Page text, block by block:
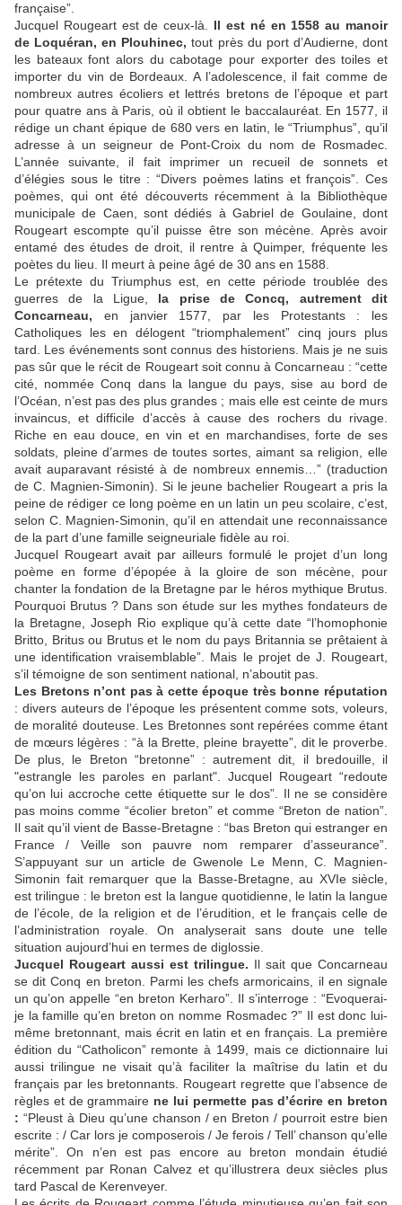
française”.
Jucquel Rougeart est de ceux-là. Il est né en 1558 au manoir
de Loquéran, en Plouhinec, tout près du port d’Audierne, dont
les bateaux font alors du cabotage pour exporter des toiles et
importer du vin de Bordeaux. A l’adolescence, il fait comme de
nombreux autres écoliers et lettrés bretons de l’époque et part
pour quatre ans à Paris, où il obtient le baccalauréat. En 1577, il
rédige un chant épique de 680 vers en latin, le “Triumphus”, qu’il
adresse à un seigneur de Pont-Croix du nom de Rosmadec.
L’année suivante, il fait imprimer un recueil de sonnets et
d’élégies sous le titre : “Divers poèmes latins et françois”. Ces
poèmes, qui ont été découverts récemment à la Bibliothèque
municipale de Caen, sont dédiés à Gabriel de Goulaine, dont
Rougeart escompte qu’il puisse être son mécène. Après avoir
entamé des études de droit, il rentre à Quimper, fréquente les
poètes du lieu. Il meurt à peine âgé de 30 ans en 1588.
Le prétexte du Triumphus est, en cette période troublée des
guerres de la Ligue, la prise de Concq, autrement dit
Concarneau, en janvier 1577, par les Protestants : les
Catholiques les en délogent “triomphalement” cinq jours plus
tard. Les événements sont connus des historiens. Mais je ne suis
pas sûr que le récit de Rougeart soit connu à Concarneau : “cette
cité, nommée Conq dans la langue du pays, sise au bord de
l’Océan, n’est pas des plus grandes ; mais elle est ceinte de murs
invaincus, et difficile d’accès à cause des rochers du rivage.
Riche en eau douce, en vin et en marchandises, forte de ses
soldats, pleine d’armes de toutes sortes, aimant sa religion, elle
avait auparavant résisté à de nombreux ennemis…” (traduction
de C. Magnien-Simonin). Si le jeune bachelier Rougeart a pris la
peine de rédiger ce long poème en un latin un peu scolaire, c’est,
selon C. Magnien-Simonin, qu’il en attendait une reconnaissance
de la part d’une famille seigneuriale fidèle au roi.
Jucquel Rougeart avait par ailleurs formulé le projet d’un long
poème en forme d’épopée à la gloire de son mécène, pour
chanter la fondation de la Bretagne par le héros mythique Brutus.
Pourquoi Brutus ? Dans son étude sur les mythes fondateurs de
la Bretagne, Joseph Rio explique qu’à cette date “l’homophonie
Britto, Britus ou Brutus et le nom du pays Britannia se prêtaient à
une identification vraisemblable”. Mais le projet de J. Rougeart,
s’il témoigne de son sentiment national, n’aboutit pas.
Les Bretons n’ont pas à cette époque très bonne réputation
: divers auteurs de l’époque les présentent comme sots, voleurs,
de moralité douteuse. Les Bretonnes sont repérées comme étant
de mœurs légères : “à la Brette, pleine brayette”, dit le proverbe.
De plus, le Breton “bretonne” : autrement dit, il bredouille, il
"estrangle les paroles en parlant". Jucquel Rougeart “redoute
qu’on lui accroche cette étiquette sur le dos”. Il ne se considère
pas moins comme “écolier breton” et comme “Breton de nation”.
Il sait qu’il vient de Basse-Bretagne : “bas Breton qui estranger en
France / Veille son pauvre nom remparer d’asseurance”.
S’appuyant sur un article de Gwenole Le Menn, C. Magnien-
Simonin fait remarquer que la Basse-Bretagne, au XVIe siècle,
est trilingue : le breton est la langue quotidienne, le latin la langue
de l’école, de la religion et de l’érudition, et le français celle de
l’administration royale. On analyserait sans doute une telle
situation aujourd’hui en termes de diglossie.
Jucquel Rougeart aussi est trilingue. Il sait que Concarneau
se dit Conq en breton. Parmi les chefs armoricains, il en signale
un qu’on appelle “en breton Kerharo”. Il s’interroge : “Evoquerai-
je la famille qu’en breton on nomme Rosmadec ?” Il est donc lui-
même bretonnant, mais écrit en latin et en français. La première
édition du “Catholicon” remonte à 1499, mais ce dictionnaire lui
aussi trilingue ne visait qu’à faciliter la maîtrise du latin et du
français par les bretonnants. Rougeart regrette que l’absence de
règles et de grammaire ne lui permette pas d’écrire en breton
: “Pleust à Dieu qu’une chanson / en Breton / pourroit estre bien
escrite : / Car lors je composerois / Je ferois / Tell’ chanson qu’elle
mérite”. On n’en est pas encore au breton mondain étudié
récemment par Ronan Calvez et qu’illustrera deux siècles plus
tard Pascal de Kerenveyer.